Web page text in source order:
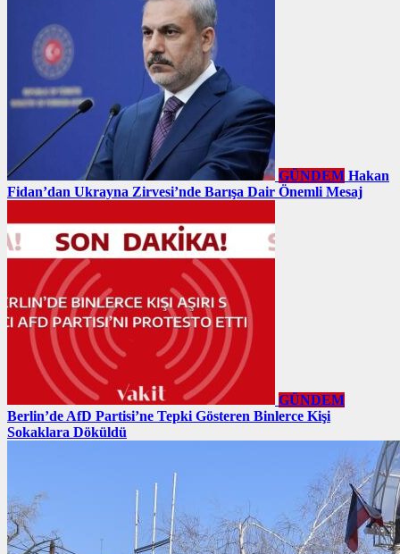
GÜNDEM Hakan
Fidan’dan Ukrayna Zirvesi’nde Barışa Dair Önemli Mesaj
GÜNDEM
Berlin’de AfD Partisi’ne Tepki Gösteren Binlerce Kişi
Sokaklara Döküldü